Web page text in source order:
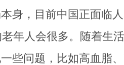
，目前中国正面临人
年人会很多。随着生
些问题，比如高血脂